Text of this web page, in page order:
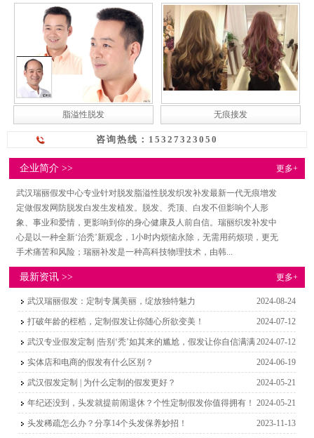
脂溢性脱发 无痕接发
咨询热线：15327323050
企业简介 >> 更多+
武汉瑞丽假发中心专业针对脱发脂溢性脱发织发补发最新一代无痕增发
定做假发网防脱发白发生发植发。脱发、秃顶、白发不但影响个人形
象、事业和爱情，更影响到你的身心健康及人前自信。瑞丽织发补发中
心是以一种全新‘治秃’新观念，1小时内烦恼永除，无需用药烦琐，更无
手术痛苦和风险；瑞丽补发是一种高科技物理技术，由韩...
最新资讯 >> 更多+
2024-08-24
武汉瑞丽假发：定制专属美丽，绽放独特魅力
2024-07-12
打破年龄的桎梏，定制假发让你随心所欲变美！
2024-07-12
武汉专业假发定制 |告别‘秃’如其来的尴尬，假发让你自信满满
2024-06-19
实体店和电商的假发有什么区别？
2024-05-21
武汉假发定制 | 为什么定制的假发更好？
2024-05-21
年纪还没到，头发就提前闹退休？个性定制假发你值得拥有！
2023-11-13
头发稀疏怎么办？分享14个头发保养妙招！